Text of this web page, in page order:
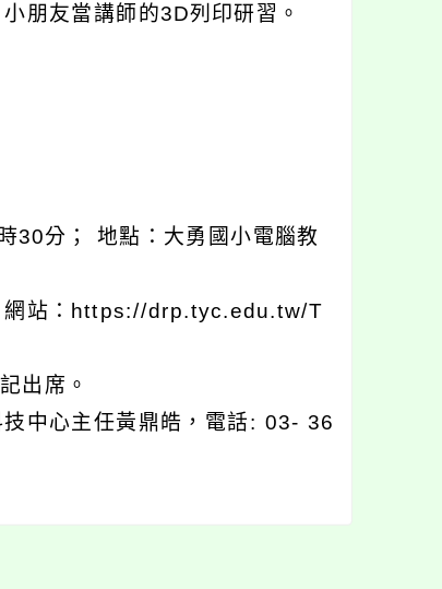
朋友當講師的3D列印研習。
分； 地點：大勇國小電腦教
網站：https://drp.tyc.edu.tw/T
出席。
中心主任黃鼎皓，電話: 03- 36